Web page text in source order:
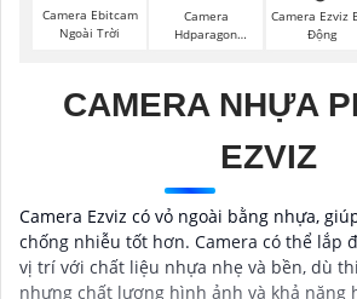
Camera Ebitcam
Ngoài Trời
Camera
Hdparagon
Camera Ezviz
Động
CAMERA NHỰA
EZVIZ
Camera Ezviz có vỏ ngoài bằng nhựa,
chống nhiễu tốt hơn. Camera có thể lắp
vị trí với chất liệu nhựa nhẹ và bền, dù
nhưng chất lượng hình ảnh và khả năng